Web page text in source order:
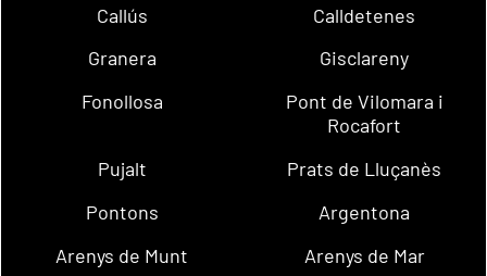
Callús
Calldetenes
Granera
Gisclareny
Fonollosa
Pont de Vilomara i
Rocafort
Pujalt
Prats de Lluçanès
Pontons
Argentona
Arenys de Munt
Arenys de Mar